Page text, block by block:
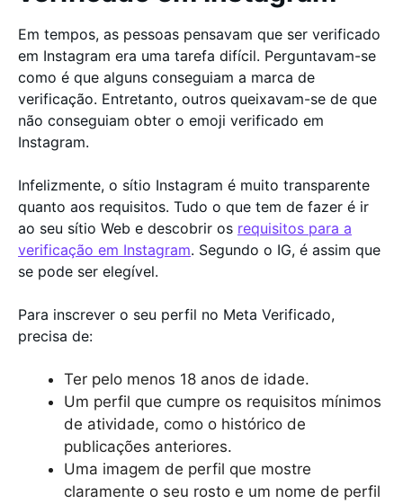
Em tempos, as pessoas pensavam que ser verificado
em Instagram era uma tarefa difícil. Perguntavam-se
como é que alguns conseguiam a marca de
verificação. Entretanto, outros queixavam-se de que
não conseguiam obter o emoji verificado em
Instagram.
Infelizmente, o sítio Instagram é muito transparente
quanto aos requisitos. Tudo o que tem de fazer é ir
ao seu sítio Web e descobrir os requisitos para a
verificação em Instagram. Segundo o IG, é assim que
se pode ser elegível.
Para inscrever o seu perfil no Meta Verificado,
precisa de:
Ter pelo menos 18 anos de idade.
Um perfil que cumpre os requisitos mínimos
de atividade, como o histórico de
publicações anteriores.
Uma imagem de perfil que mostre
claramente o seu rosto e um nome de perfil